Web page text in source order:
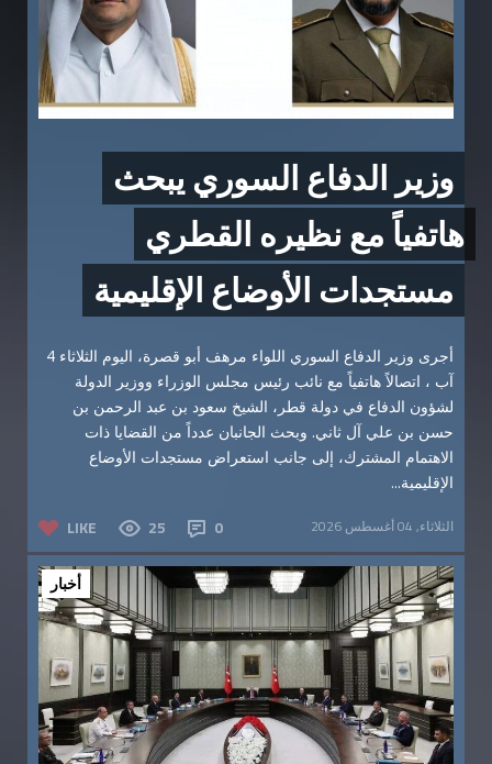
وزير الدفاع السوري يبحث
هاتفياً مع نظيره القطري
مستجدات الأوضاع الإقليمية
أجرى وزير الدفاع السوري اللواء مرهف أبو قصرة، اليوم الثلاثاء 4
آب ، اتصالاً هاتفياً مع نائب رئيس مجلس الوزراء ووزير الدولة
لشؤون الدفاع في دولة قطر، الشيخ سعود بن عبد الرحمن بن
حسن بن علي آل ثاني. وبحث الجانبان عدداً من القضايا ذات
الاهتمام المشترك، إلى جانب استعراض مستجدات الأوضاع
الإقليمية...
LIKE 25 0 الثلاثاء, 04 أغسطس 2026
أخبار